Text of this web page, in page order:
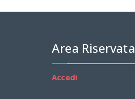
Area Riservata
Accedi